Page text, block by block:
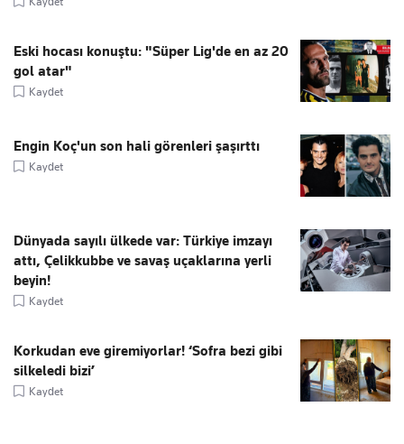
Eski hocası konuştu: "Süper Lig'de en az 20
gol atar"
Kaydet
Engin Koç'un son hali görenleri şaşırttı
Kaydet
Dünyada sayılı ülkede var: Türkiye imzayı
attı, Çelikkubbe ve savaş uçaklarına yerli
beyin!
Kaydet
Korkudan eve giremiyorlar! ‘Sofra bezi gibi
silkeledi bizi’
Kaydet